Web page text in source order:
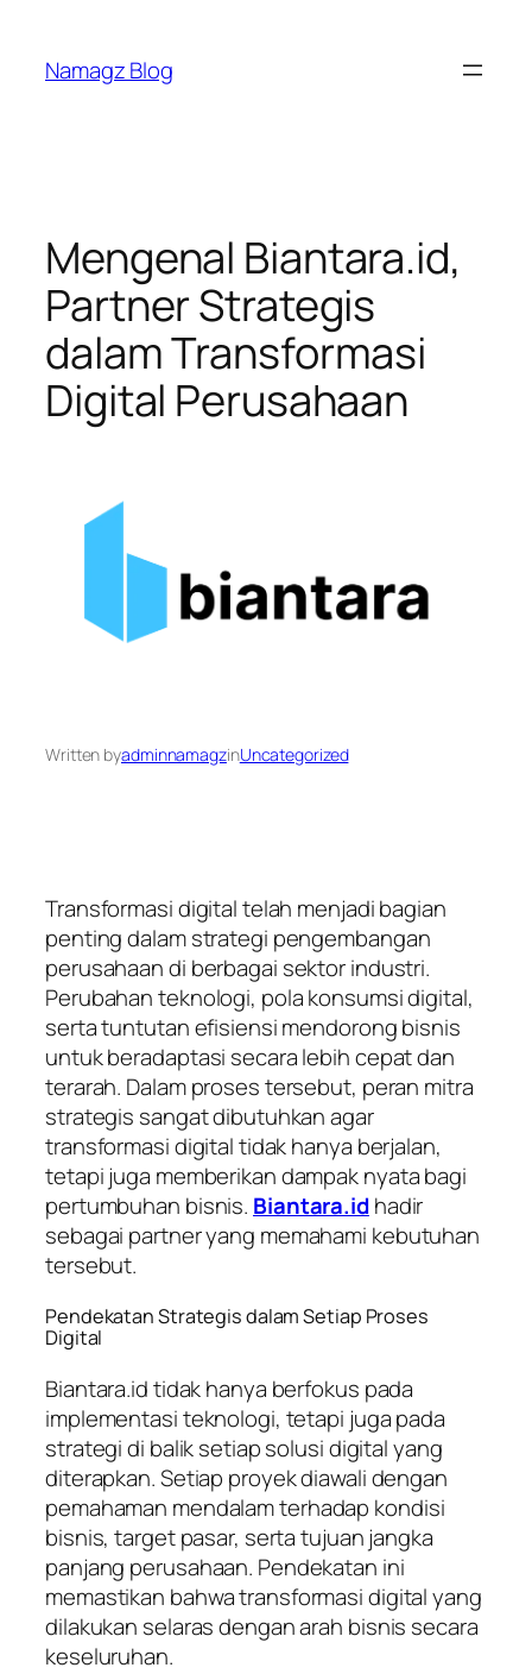
content
Namagz Blog
Mengenal Biantara.id,
Partner Strategis
dalam Transformasi
Digital Perusahaan
Written byadminnamagzinUncategorized
Transformasi digital telah menjadi bagian
penting dalam strategi pengembangan
perusahaan di berbagai sektor industri.
Perubahan teknologi, pola konsumsi digital,
serta tuntutan efisiensi mendorong bisnis
untuk beradaptasi secara lebih cepat dan
terarah. Dalam proses tersebut, peran mitra
strategis sangat dibutuhkan agar
transformasi digital tidak hanya berjalan,
tetapi juga memberikan dampak nyata bagi
pertumbuhan bisnis. Biantara.idhadir
sebagai partner yang memahami kebutuhan
tersebut.
Pendekatan Strategis dalam Setiap Proses
Digital
Biantara.id tidak hanya berfokus pada
implementasi teknologi, tetapi juga pada
strategi di balik setiap solusi digital yang
diterapkan. Setiap proyek diawali dengan
pemahaman mendalam terhadap kondisi
bisnis, target pasar, serta tujuan jangka
panjang perusahaan. Pendekatan ini
memastikan bahwa transformasi digital yang
dilakukan selaras dengan arah bisnis secara
keseluruhan.